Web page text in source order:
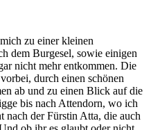
zu einer kleinen
dem Burgesel, sowie einigen
nicht mehr entkommen. Die
durch einen schönen
ab und zu einen Blick auf die
bis nach Attendorn, wo ich
nach der Fürstin Atta, die auch